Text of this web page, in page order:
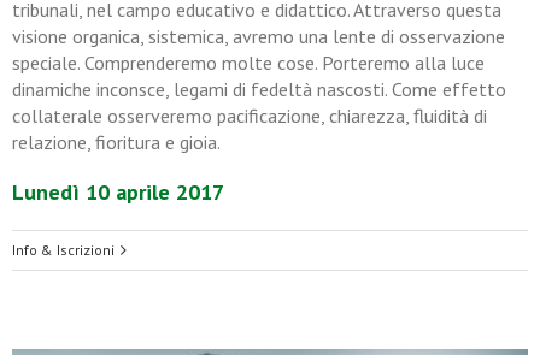
tribunali, nel campo educativo e didattico. Attraverso questa
visione organica, sistemica, avremo una lente di osservazione
speciale. Comprenderemo molte cose. Porteremo alla luce
dinamiche inconsce, legami di fedeltà nascosti. Come effetto
collaterale osserveremo pacificazione, chiarezza, fluidità di
relazione, fioritura e gioia.
Lunedì 10 aprile 2017
Info & Iscrizioni